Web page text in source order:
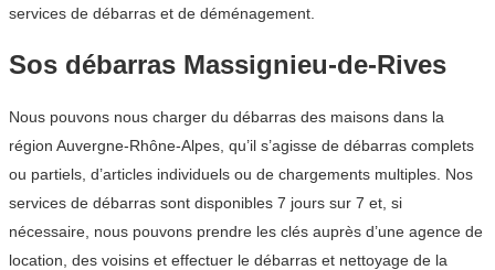
services de débarras et de déménagement.
Sos débarras Massignieu-de-Rives
Nous pouvons nous charger du débarras des maisons dans la
région Auvergne-Rhône-Alpes, qu’il s’agisse de débarras complets
ou partiels, d’articles individuels ou de chargements multiples. Nos
services de débarras sont disponibles 7 jours sur 7 et, si
nécessaire, nous pouvons prendre les clés auprès d’une agence de
location, des voisins et effectuer le débarras et nettoyage de la